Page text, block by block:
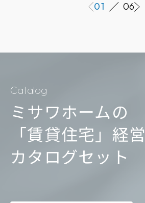
01 06
Catalog
ミサワホームの
「賃貸住宅」経営
カタログセット